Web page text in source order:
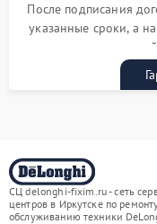
После подписания
указанные сроки, а
СЦ delonghi-fixim.ru - сеть
центров в Иркутске по
обслуживанию техники